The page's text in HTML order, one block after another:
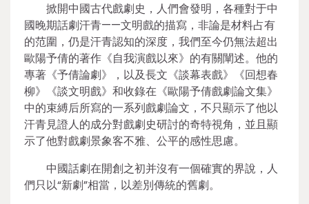
掀開中國古代戲劇史，人們會發明，各種對于中
國晚期話劇汗青——文明戲的描寫，非論是材料占有
的范圍，仍是汗青認知的深度，我們至今仍無法超出
歐陽予倩的著作《自我演戲以來》的有關闡述。他的
專著《予倩論劇》，以及長文《談幕表戲》《回想春
柳》《談文明戲》和收錄在《歐陽予倩戲劇論文集》
中的束縛后所寫的一系列戲劇論文，不只顯示了他以
汗青見證人的成分對戲劇史研討的奇特視角，並且顯
示了他對戲劇景象客不雅、公平的感性思慮。
中國話劇在開創之初并沒有一個確實的界說，人
們只以“新劇”相當，以差別傳統的舊劇。